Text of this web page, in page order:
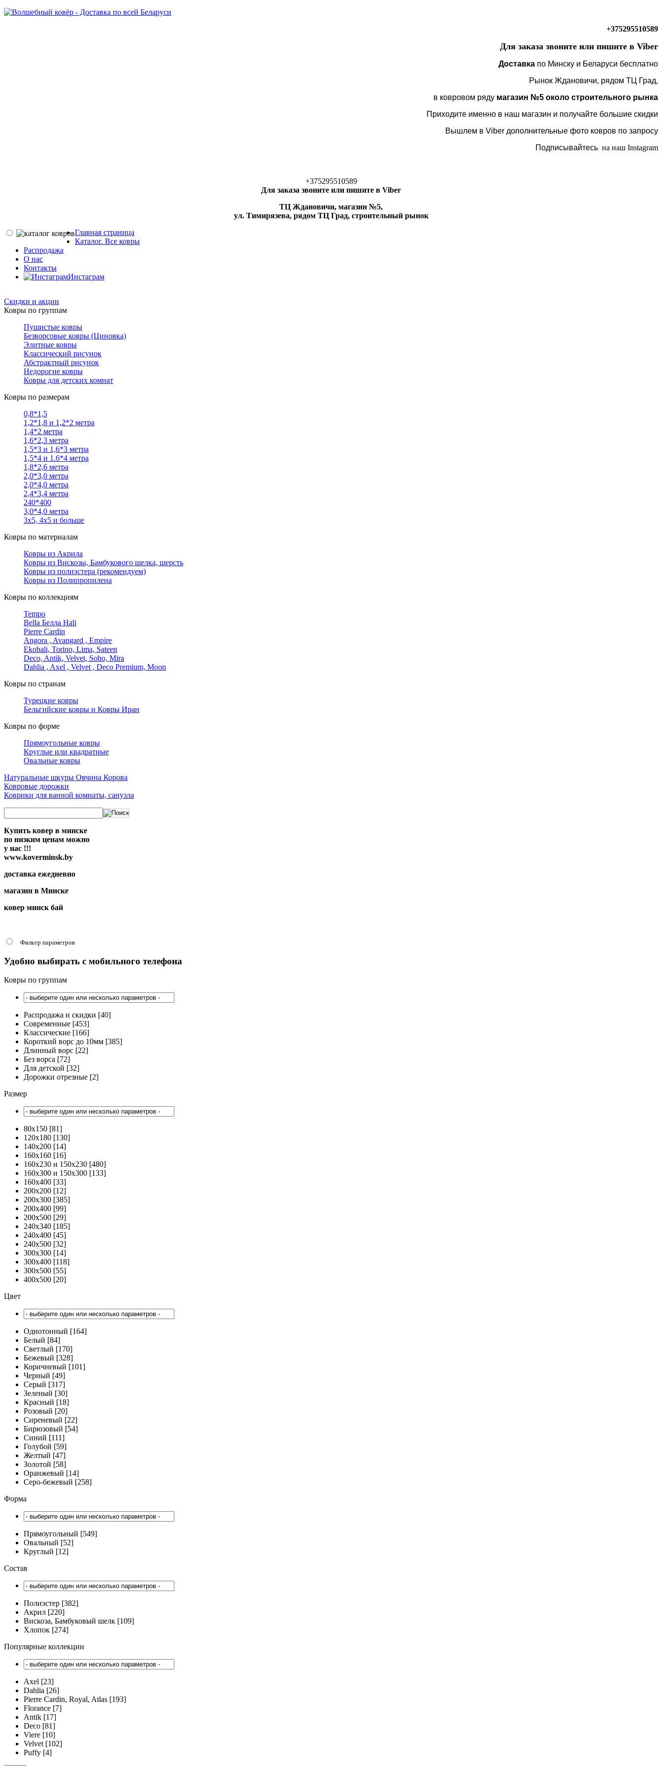
+375295510589
Для заказа звоните или пишите в Viber
Доставка по Минску и Беларуси бесплатно
Рынок Ждановичи, рядом ТЦ Град,
в ковровом ряду магазин №5 около строительного рынка
Приходите именно в наш магазин и получайте большие скидки
Вышлем в Viber дополнительные фото ковров по запросу
Подписывайтесь на наш Instagram
+375295510589
Для заказа звоните или пишите в Viber
ТЦ Ждановичи, магазин №5,
ул. Тимирязева, рядом ТЦ Град, строительный рынок
Главная страница
Каталог. Все ковры
Распродажа
О нас
Контакты
Инстаграм
Скидки и акции
Ковры по группам
Пушистые ковры
Безворсовые ковры (Циновка)
Элитные ковры
Классический рисунок
Абстрактный рисунок
Недорогие ковры
Ковры для детских комнат
Ковры по размерам
0,8*1,5
1,2*1,8 и 1,2*2 метра
1,4*2 метра
1,6*2,3 метра
1,5*3 и 1,6*3 метра
1,5*4 и 1.6*4 метра
1,8*2,6 метра
2,0*3,0 метра
2,0*4,0 метра
2,4*3,4 метра
240*400
3,0*4,0 метра
3х5, 4х5 и больше
Ковры по материалам
Ковры из Акрила
Ковры из Вискозы, Бамбукового шелка, шерсть
Ковры из полиэстера (рекомендуем)
Ковры из Полипропилена
Ковры по коллекциям
Tempo
Bella Белла Hali
Pierre Cardin
Angora , Avangard , Empire
Ekohali, Torino, Lima, Sateen
Deco, Antik, Velvet, Soho, Mira
Dahlia , Axel , Velvet , Deco Premium, Moon
Ковры по странам
Турецкие ковры
Бельгийские ковры и Ковры Иран
Ковры по форме
Прямоугольные ковры
Круглые или квадратные
Овальные ковры
Натуральные шкуры Овчина Корова
Ковровые дорожки
Коврики для ванной комнаты, санузла
Купить ковер в минске
по низким ценам можно
у нас !!!
www.koverminsk.by
доставка ежедневно
магазин в Минске
ковер минск бай
Фильтр параметров
Удобно выбирать с мобильного телефона
Ковры по группам
Распродажа и скидки [40]
Современные [453]
Классические [166]
Короткий ворс до 10мм [385]
Длинный ворс [22]
Без ворса [72]
Для детской [32]
Дорожки отрезные [2]
Размер
80х150 [81]
120х180 [130]
140х200 [14]
160х160 [16]
160х230 и 150х230 [480]
160х300 и 150х300 [133]
160х400 [33]
200х200 [12]
200х300 [385]
200х400 [99]
200х500 [29]
240х340 [185]
240х400 [45]
240х500 [32]
300х300 [14]
300х400 [118]
300х500 [55]
400х500 [20]
Цвет
Однотонный [164]
Белый [84]
Светлый [170]
Бежевый [328]
Коричневый [101]
Черный [49]
Серый [317]
Зеленый [30]
Красный [18]
Розовый [20]
Сиреневый [22]
Бирюзовый [54]
Синий [111]
Голубой [59]
Желтый [47]
Золотой [58]
Оранжевый [14]
Серо-бежевый [258]
Форма
Прямоугольный [549]
Овальный [52]
Круглый [12]
Состав
Полиэстер [382]
Акрил [220]
Вискоза, Бамбуковый шелк [109]
Хлопок [274]
Популярные коллекции
Axel [23]
Dahlia [26]
Pierre Cardin, Royal, Atlas [193]
Florance [7]
Antik [17]
Deco [81]
Viere [10]
Velvet [102]
Puffy [4]